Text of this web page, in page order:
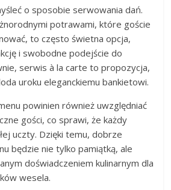
o sposobie serwowania dań.
potrawami, które goście
to często świetna opcja,
i swobodne podejście do
serwis à la carte to propozycja,
uroku eleganckiemu bankietowi.
powinien również uwzględniać
gości, co sprawi, że każdy
uczty. Dzięki temu, dobrze
będzie nie tylko pamiątką, ale
doświadczeniem kulinarnym dla
wesela.